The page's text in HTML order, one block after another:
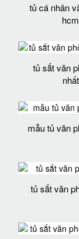
tủ cá nhân
hcm
tủ sắt văn
nhất
mẫu tủ văn
tủ sắt văn